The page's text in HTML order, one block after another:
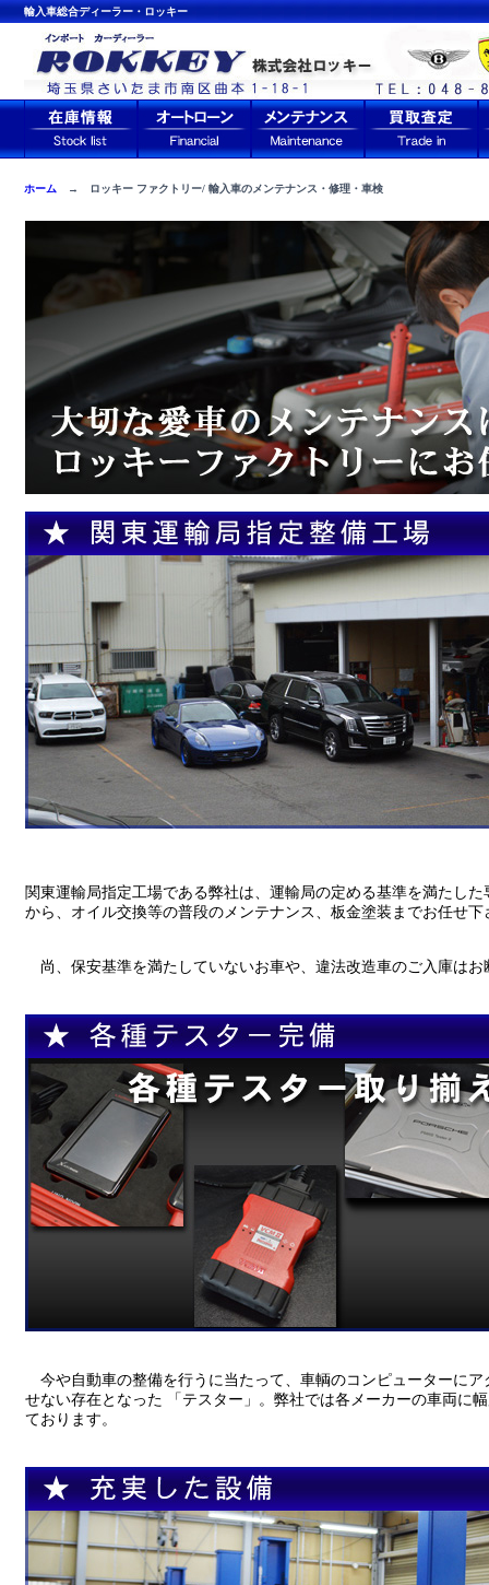
輸入車総合ディーラー・ロッキー
ホーム → ロッキー ファクトリー/ 輸入車のメンテナンス・修理・車検
関東運輸局指定工場である弊社は、運輸局の定める基準を満たし
から、オイル交換等の普段のメンテナンス、板金塗装までお任せ下
尚、保安基準を満たしていないお車や、違法改造車のご入庫はお
今や自動車の整備を行うに当たって、車輌のコンピューターに
せない存在となった 「テスター」。弊社では各メーカーの車両に
ております。